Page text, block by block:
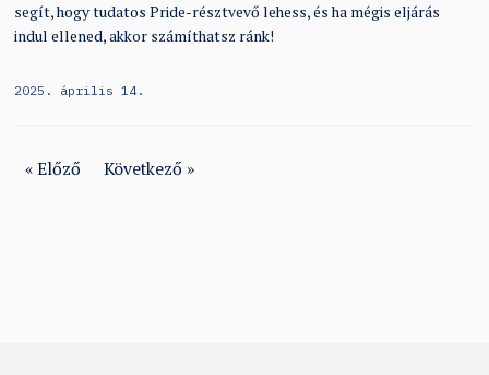
segít, hogy tudatos Pride-résztvevő lehess, és ha mégis eljárás
indul ellened, akkor számíthatsz ránk!
2025. április 14.
« Előző Következő »